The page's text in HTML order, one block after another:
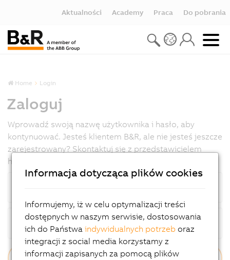
Aktualności Academy Praca Do pobrania
Home Login
Zaloguj
Wprowadź swoją nazwę użytkownika i hasło, aby
kontynuować. Jesteś klientem B&R, ale nie jesteś jeszcze
zarejestrowany? Skontaktuj się z przedstawicielem
handlowym B&R, aby uzyskać bezpłatny dostęp!
Hasło
Informacja dotycząca plików cookies
Informujemy, iż w celu optymalizacji treści
dostępnych w naszym serwisie, dostosowania
ich do Państwaindywidualnych potrzeb oraz
integracji z social media korzystamy z
informacji zapisanych za pomocą plików